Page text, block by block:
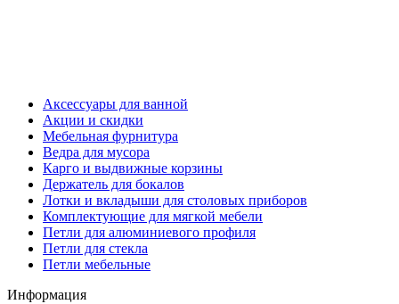
Аксессуары для ванной
Акции и скидки
Мебельная фурнитура
Ведра для мусора
Карго и выдвижные корзины
Держатель для бокалов
Лотки и вкладыши для столовых приборов
Комплектующие для мягкой мебели
Петли для алюминиевого профиля
Петли для стекла
Петли мебельные
Информация